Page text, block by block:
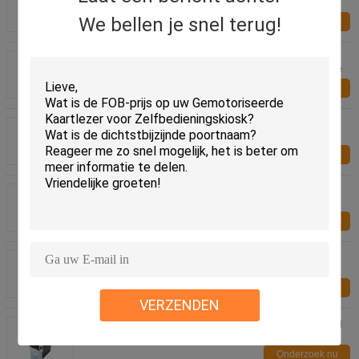
We bellen je snel terug!
VERZENDEN
gelijkstroom 24V crt-591-t voor Financiële Industrie
Rs-232 van communicatie Automaat crt-571
Interfacesmart card voor Slim Parkerensysteem
Onderzoek nu
De Kaartlezer Zonder contact van HF RFID, rf-
De aanvulling van de Acceptor van de
Machinerekening, Acceptor van de de
Havenrekening van de Gokkenmachine CCNET de
Periodieke
Gokkenmachine/de Acceptor van de Kioskrekening
Onderzoek nu